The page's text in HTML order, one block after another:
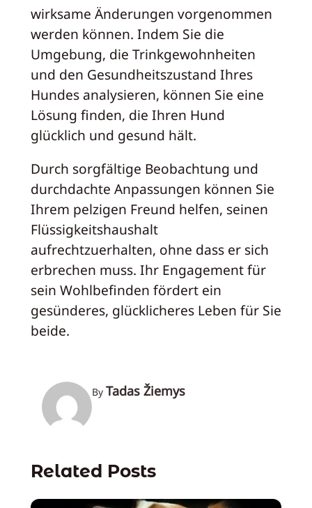
wirksame Änderungen vorgenommen
werden können. Indem Sie die
Umgebung, die Trinkgewohnheiten
und den Gesundheitszustand Ihres
Hundes analysieren, können Sie eine
Lösung finden, die Ihren Hund
glücklich und gesund hält.
Durch sorgfältige Beobachtung und
durchdachte Anpassungen können Sie
Ihrem pelzigen Freund helfen, seinen
Flüssigkeitshaushalt
aufrechtzuerhalten, ohne dass er sich
erbrechen muss. Ihr Engagement für
sein Wohlbefinden fördert ein
gesünderes, glücklicheres Leben für Sie
beide.
By Tadas Žiemys
Related Posts